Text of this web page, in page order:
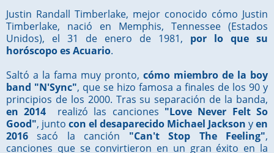
Justin Randall Timberlake, mejor conocido cómo Justin
Timberlake, nació en Memphis, Tennessee (Estados
Unidos), el 31 de enero de 1981, por lo que su
horóscopo es Acuario.
Saltó a la fama muy pronto, cómo miembro de la boy
band "N'Sync", que se hizo famosa a finales de los 90 y
principios de los 2000. Tras su separación de la banda,
en 2014 realizó las canciones "Love Never Felt So
Good", junto con el desaparecido Michael Jackson yen
2016 sacó la canción "Can't Stop The Feeling",
canciones que se convirtieron en un gran éxito en la